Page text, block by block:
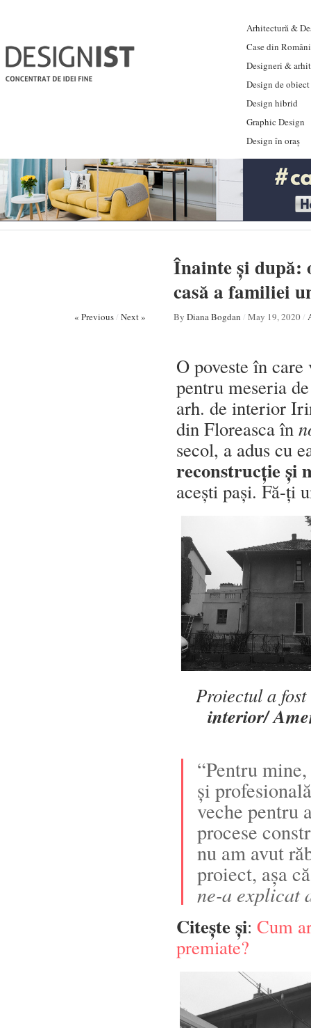
Arhitectură &
Case din
Designeri &
Design de obiect
Design hibrid
Graphic Design
Design în oraș
Înainte și după:
casă a familiei
« Previous/ Next » By Diana Bogdan / May 19, 2020/
O poveste în
pentru meseria
arh. de interior
din Floreasca în
secol, a adus cu
reconstrucție și
acești pași. Fă-ți
Proiectul a
interior/
“Pentru
și
veche pentru
procese
nu am avut
proiect, așa
ne-a explicat
Citește și: Cum
premiate?